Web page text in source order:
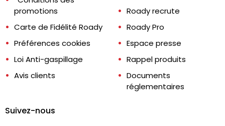
promotions
Carte de Fidélité Roady
Préférences cookies
Loi Anti-gaspillage
Avis clients
Roady recrute
Roady Pro
Espace presse
Rappel produits
Documents
réglementaires
Suivez-nous